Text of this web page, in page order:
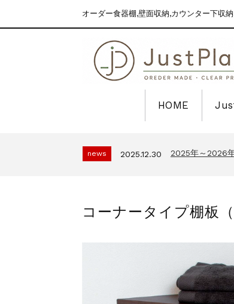
オーダー食器棚,壁面収納,カウンター下収
HOME
2025.12.30 2025年～2026
news 2025.12.30 2025年～2026
コーナータイプ棚板